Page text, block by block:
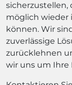
sicherzustellen,
möglich wieder
können. Wir
zuverlässige
zurücklehnen
wir uns um Ihre